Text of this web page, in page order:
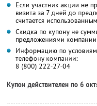
Если участник акции не
визита за 7 дней до
считается использованным
Скидка по купону не
предложениями компании
Информацию по
телефону компании:
8 (800) 222-27-04
Купон действителен по 6